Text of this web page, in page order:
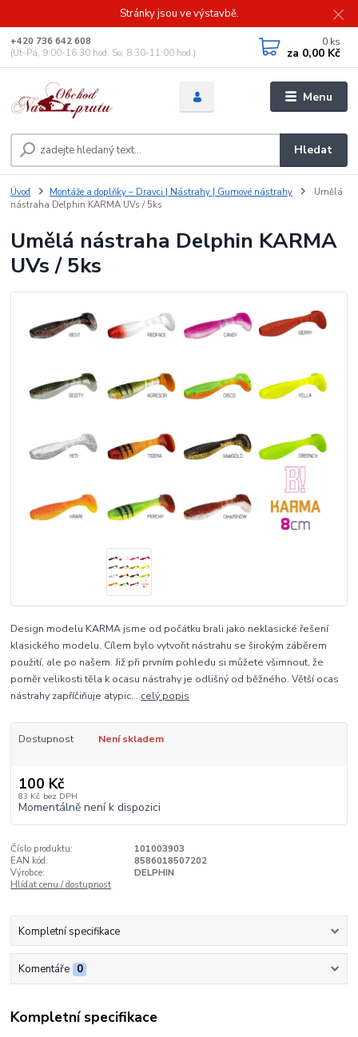
Stránky jsou ve výstavbě.
Menu
Hledat
+420 736 642 608
(Út-Pá, 9:00-16.30 hod. So, 8.30-11:00 hod.)
0 ks
za 0,00 Kč
Úvod Montáže a doplňky – Dravci | Nástrahy | Gumové nástrahy
Umělá
nástraha Delphin KARMA UVs / 5ks
Umělá nástraha Delphin KARMA
UVs / 5ks
Design modelu KARMA jsme od počátku brali jako neklasické řešení
klasického modelu. Cílem bylo vytvořit nástrahu se širokým záběrem
použití, ale po našem. Již při prvním pohledu si můžete všimnout, že
poměr velikosti těla k ocasu nástrahy je odlišný od běžného. Větší ocas
nástrahy zapříčiňuje atypic... celý popis
Dostupnost Není skladem
100 Kč
83 Kč bez DPH
Momentálně není k dispozici
Číslo produktu:
101003903
EAN kód:
8586018507202
Výrobce:
DELPHIN
Hlídat cenu / dostupnost
Kompletní specifikace
Komentáře 0
Kompletní specifikace